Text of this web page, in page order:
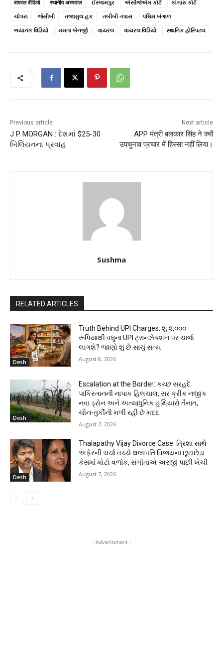
वायरल वीडियो स्थानीय अस्पताल ઈસ્લામપુર એસીજેએમ કોર્ટ
કાંગારુ કોર્ટ
ચોપરા
જેસીબી તજામુલ હક તબીબી તપાસ
પશ્ચિમ બંગાળ
ભયાનક વિડિયો
મમતા બેનર્જી વાયરલ વાયરલ વિડિયો સ્થાનિક હોસ્પિટલ
Previous article
J P MORGAN : દેશમાં $25-30
બિલિયનના પ્રવાહ
Next article
APP मंत्री बलकार सिंह ने क्यों
उपचुनाव प्रचार में हिस्सा नहीं लिया।
Sushma
RELATED ARTICLES
Desh
Truth Behind UPI Charges: શું ૨,૦૦૦
રૂપિયાથી વધુના UPI ટ્રાન્ઝેક્શન પર ચાર્જ
લાગશે? જાણો શું છે સાચું સત્ય
August 8, 2026
Desh
Escalation at the Border: કચ્છ સરહદે
પાકિસ્તાનની નાપાક હિલચાલ, સર ક્રીક નજીક
નવા ડ્રોન અને અત્યાધુનિક હથિયારો તૈનાત,
ચીન-તુર્કીની મળી રહી છે મદદ
August 7, 2026
Desh
Thalapathy Vijay Divorce Case: ત્રિશા સાથે
અફેરની ચર્ચા વચ્ચે થલાપતિ વિજયના છૂટાછેડા
કેસમાં મોટો વળાંક, સંગીતાએ અરજી પાછી ખેંચી
August 7, 2026
- Advertisment -